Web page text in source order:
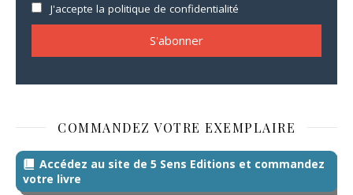
J'accepte la politique de confidentialité
COMMANDEZ VOTRE EXEMPLAIRE
Accédez au site de 5 Sens Editions et commandez
votre livre